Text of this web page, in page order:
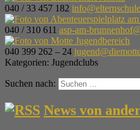
040 / 33 457 182
040 / 310 611 asp-am-
040 399 262 – 24
Kategorien: Jugendclubs
Suchen nach:
News von